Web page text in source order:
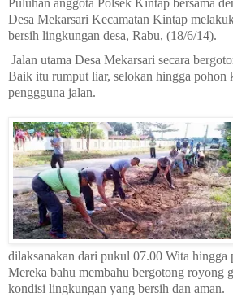
Desa Mekarsari Kecamatan Kintap
bersih lingkungan desa, Rabu, (18/6/14).
Jalan utama Desa Mekarsari secara
Baik itu rumput liar, selokan hingga pohon
penggguna jalan.
dilaksanakan dari pukul 07.00 Wita hingga
Mereka bahu membahu bergotong royong
kondisi lingkungan yang bersih dan aman.